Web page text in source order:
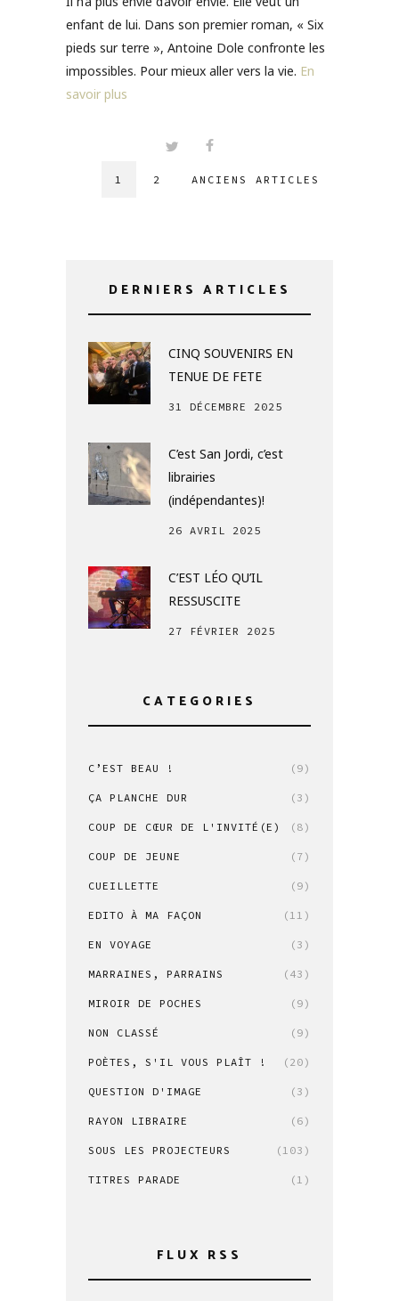
enfant de lui. Dans son premier roman, « Six
pieds sur terre », Antoine Dole confronte les
impossibles. Pour mieux aller vers la vie. En
savoir plus
1 2 ANCIENS ARTICLES
DERNIERS ARTICLES
CINQ SOUVENIRS EN
TENUE DE FETE
31 DÉCEMBRE 2025
C’est San Jordi, c’est
librairies
(indépendantes)!
26 AVRIL 2025
C’EST LÉO QU’IL
RESSUSCITE
27 FÉVRIER 2025
CATEGORIES
C’EST BEAU ! (9)
ÇA PLANCHE DUR (3)
COUP DE CŒUR DE L'INVITÉ(E) (8)
COUP DE JEUNE (7)
CUEILLETTE (9)
EDITO À MA FAÇON (11)
EN VOYAGE (3)
MARRAINES, PARRAINS (43)
MIROIR DE POCHES (9)
NON CLASSÉ (9)
POÈTES, S'IL VOUS PLAÎT ! (20)
QUESTION D'IMAGE (3)
RAYON LIBRAIRE (6)
SOUS LES PROJECTEURS (103)
TITRES PARADE (1)
FLUX RSS